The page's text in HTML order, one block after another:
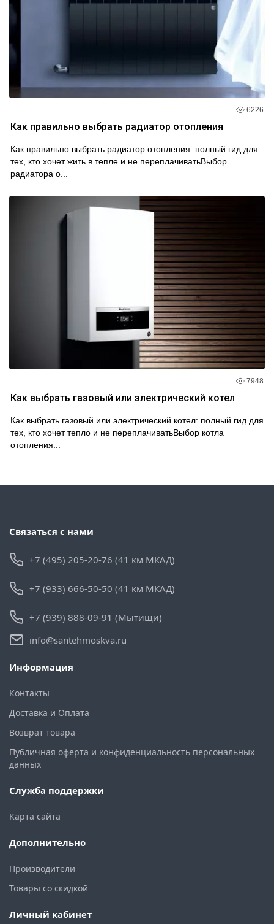
6226
Как правильно выбрать радиатор отопления
Как правильно выбрать радиатор отопления: полный гид для
тех, кто хочет жить в тепле и не переплачиватьВыбор
радиатора о...
7948
Как выбрать газовый или электрический котел
Как выбрать газовый или электрический котел: полный гид для
тех, кто хочет тепло и не переплачиватьВыбор котла
отопления...
Связаться с нами
+7 (495) 205-20-76 (41 км МКАД)
+7 (933) 666-50-50 (41 км МКАД)
+7 (939) 888-09-91 (Мытищи)
info@santehmoskva.ru
Информация
Контакты
Доставка и Оплата
Возврат товара
Публичная оферта и конфиденциальность персональных
данных
Служба поддержки
Карта сайта
Дополнительно
Производители
Товары со скидкой
Личный кабинет